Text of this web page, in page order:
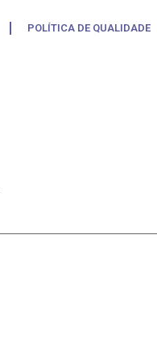
POLÍTICA DE QUALIDADE